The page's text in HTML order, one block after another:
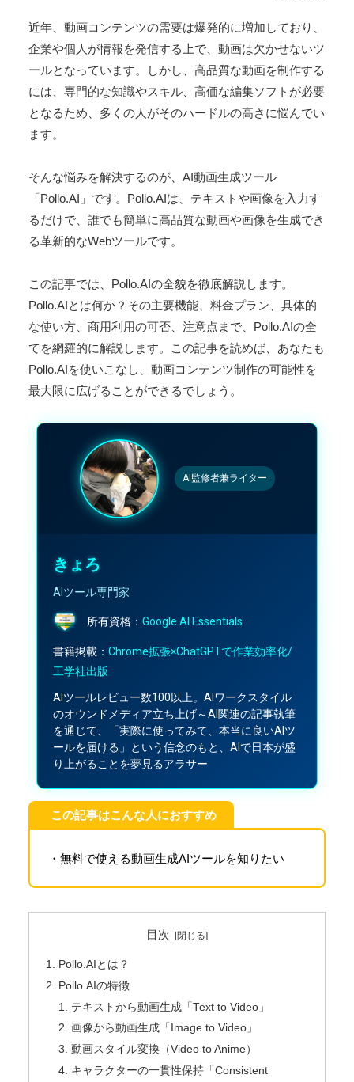
近年、動画コンテンツの需要は爆発的に増加しており、
企業や個人が情報を発信する上で、動画は欠かせないツ
ールとなっています。しかし、高品質な動画を制作する
には、専門的な知識やスキル、高価な編集ソフトが必要
となるため、多くの人がそのハードルの高さに悩んでい
ます。
そんな悩みを解決するのが、AI動画生成ツール
「Pollo.AI」です。Pollo.AIは、テキストや画像を入力す
るだけで、誰でも簡単に高品質な動画や画像を生成でき
る革新的なWebツールです。
この記事では、Pollo.AIの全貌を徹底解説します。
Pollo.AIとは何か？その主要機能、料金プラン、具体的
な使い方、商用利用の可否、注意点まで、Pollo.AIの全
てを網羅的に解説します。この記事を読めば、あなたも
Pollo.AIを使いこなし、動画コンテンツ制作の可能性を
最大限に広げることができるでしょう。
AI監修者兼ライター
きょろ
AIツール専門家
所有資格： Google AI Essentials
書籍掲載： Chrome拡張×ChatGPTで作業効率化/
工学社出版
AIツールレビュー数100以上。AIワークスタイル
のオウンドメディア立ち上げ～AI関連の記事執筆
を通じて、「実際に使ってみて、本当に良いAIツ
ールを届ける」という信念のもと、AIで日本が盛
り上がることを夢見るアラサー
この記事はこんな人におすすめ
・無料で使える動画生成AIツールを知りたい
目次
Pollo.AIとは？
Pollo.AIの特徴
テキストから動画生成「Text to Video」
画像から動画生成「Image to Video」
動画スタイル変換（Video to Anime）
キャラクターの一貫性保持「Consistent